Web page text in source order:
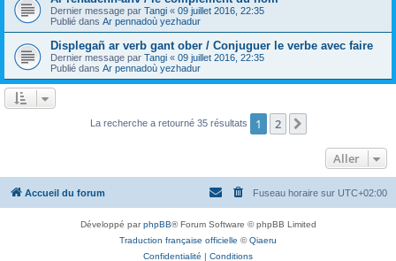
Dernier message par Tangi « 09 juillet 2016, 22:35
Publié dans Ar pennadoù yezhadur
Displegañ ar verb gant ober / Conjuguer le verbe avec faire
Dernier message par Tangi « 09 juillet 2016, 22:35
Publié dans Ar pennadoù yezhadur
La recherche a retourné 35 résultats 1 2
Aller
Accueil du forum Fuseau horaire sur UTC+02:00
Développé parphpBB® Forum Software © phpBB Limited
Traduction française officielle ©Qiaeru
Confidentialité | Conditions